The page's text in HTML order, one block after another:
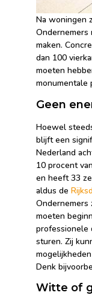
Na woningen
Ondernemers
maken.
dan 100
moeten
monumentale
Geen
Hoewel
blijft een
Nederland
10 procent
en heeft 33
aldus de
moeten
professionele
sturen. Zij
Denk
Witte of